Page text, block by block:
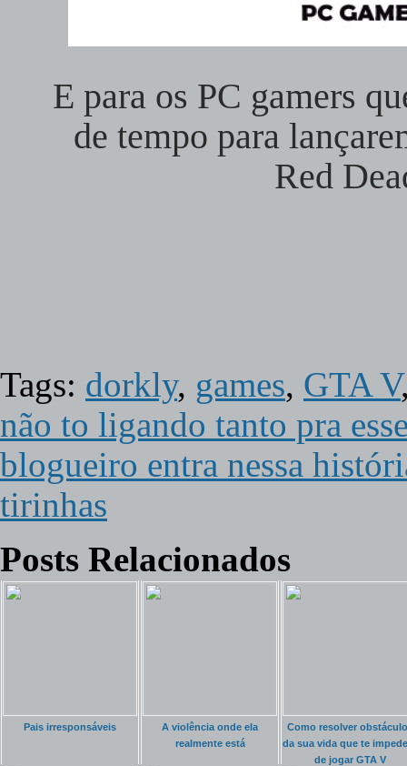
E para os PC gamers
de tempo para
Red
Tags: dorkly, games, GTA V
não to ligando tanto pra
blogueiro entra nessa
tirinhas
Posts Relacionados
Pais irresponsáveis
A violência onde ela
realmente está
Como resolver
da sua vida que te
de jogar GTA V